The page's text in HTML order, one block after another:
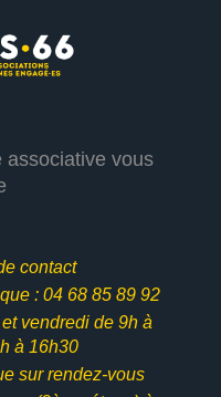
associative vous
contact
: 04 68 85 89 92
vendredi de 9h à
à 16h30
sur rendez-vous